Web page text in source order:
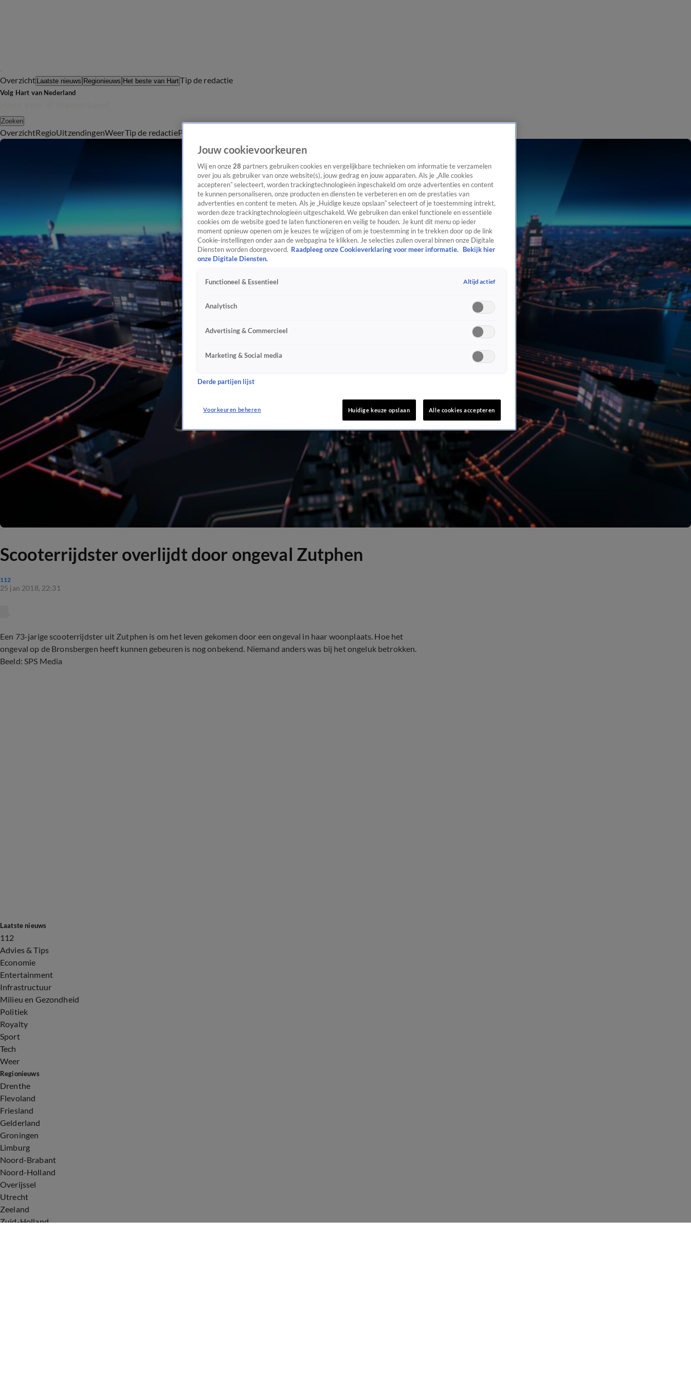
Overzicht Laatste nieuws Regionieuws Het beste van HartTip de redactie
Volg Hart van Nederland
Zoeken
OverzichtRegioUitzendingenWeerTip de redactiePanel
Scooterrijdster overlijdt door ongeval Zutphen
112
25 jan 2018, 22:31
Een 73-jarige scooterrijdster uit Zutphen is om het leven gekomen door een ongeval in haar woonplaats. Hoe het
ongeval op de Bronsbergen heeft kunnen gebeuren is nog onbekend. Niemand anders was bij het ongeluk betrokken.
Beeld: SPS Media
Laatste nieuws
112
Advies & Tips
Economie
Entertainment
Infrastructuur
Milieu en Gezondheid
Politiek
Royalty
Sport
Tech
Weer
Regionieuws
Drenthe
Flevoland
Friesland
Gelderland
Groningen
Limburg
Noord-Brabant
Noord-Holland
Overijssel
Utrecht
Zeeland
Zuid-Holland
Jouw cookievoorkeuren
Wij en onze 28 partners gebruiken cookies en vergelijkbare technieken om informatie te verzamelen
over jou als gebruiker van onze website(s), jouw gedrag en jouw apparaten. Als je „Alle cookies
accepteren” selecteert, worden trackingtechnologieën ingeschakeld om onze advertenties en content
te kunnen personaliseren, onze producten en diensten te verbeteren en om de prestaties van
advertenties en content te meten. Als je „Huidige keuze opslaan” selecteert of je toestemming intrekt,
worden deze trackingtechnologieën uitgeschakeld. We gebruiken dan enkel functionele en essentiële
cookies om de website goed te laten functioneren en veilig te houden. Je kunt dit menu op ieder
moment opnieuw openen om je keuzes te wijzigen of om je toestemming in te trekken door op de link
Cookie-instellingen onder aan de webpagina te klikken. Je selecties zullen overal binnen onze Digitale
Diensten worden doorgevoerd. Raadpleeg onze Cookieverklaring voor meer informatie.
Bekijk hier
onze Digitale Diensten.
Functioneel & Essentieel Altijd actief
Analytisch
Advertising & Commercieel
Marketing & Social media
Derde partijen lijst
Voorkeuren beheren Huidige keuze opslaan Alle cookies accepteren